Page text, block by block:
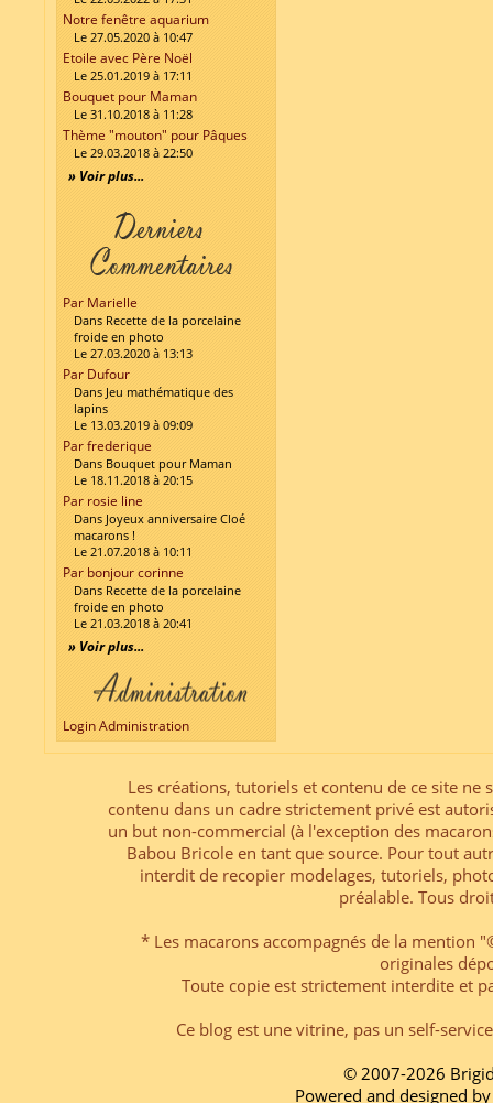
Notre fenêtre aquarium
Le 27.05.2020 à 10:47
Etoile avec Père Noël
Le 25.01.2019 à 17:11
Bouquet pour Maman
Le 31.10.2018 à 11:28
Thème "mouton" pour Pâques
Le 29.03.2018 à 22:50
» Voir plus...
Par Marielle
Dans Recette de la porcelaine
froide en photo
Le 27.03.2020 à 13:13
Par Dufour
Dans Jeu mathématique des
lapins
Le 13.03.2019 à 09:09
Par frederique
Dans Bouquet pour Maman
Le 18.11.2018 à 20:15
Par rosie line
Dans Joyeux anniversaire Cloé
macarons !
Le 21.07.2018 à 10:11
Par bonjour corinne
Dans Recette de la porcelaine
froide en photo
Le 21.03.2018 à 20:41
» Voir plus...
Login Administration
Les créations, tutoriels et contenu de ce site
contenu dans un cadre strictement privé est
un but non-commercial (à l'exception des
Babou Bricole en tant que source. Pour tout
interdit de recopier modelages, tutoriels,
préalable. Tous
* Les macarons accompagnés de la mention
originales
Toute copie est strictement interdite et
Ce blog est une vitrine, pas un self-
© 2007-2026
Powered and designed